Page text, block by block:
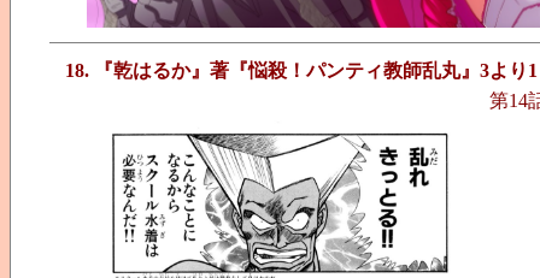
18. 『乾はるか』著『悩殺！パンティ教師乱丸』3より1
第14